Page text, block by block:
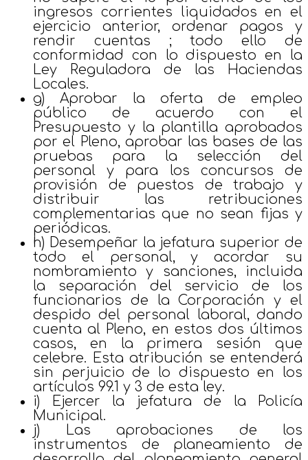
ingresos corrientes liquidados en el
ejercicio anterior, ordenar pagos y
rendir cuentas ; todo ello de
conformidad con lo dispuesto en la
Ley Reguladora de las Haciendas
Locales.
g) Aprobar la oferta de empleo
público de acuerdo con el
Presupuesto y la plantilla aprobados
por el Pleno, aprobar las bases de las
pruebas para la selección del
personal y para los concursos de
provisión de puestos de trabajo y
distribuir las retribuciones
complementarias que no sean fijas y
periódicas.
h) Desempeñar la jefatura superior de
todo el personal, y acordar su
nombramiento y sanciones, incluida
la separación del servicio de los
funcionarios de la Corporación y el
despido del personal laboral, dando
cuenta al Pleno, en estos dos últimos
casos, en la primera sesión que
celebre. Esta atribución se entenderá
sin perjuicio de lo dispuesto en los
artículos 99.1 y 3 de esta ley.
i) Ejercer la jefatura de la Policía
Municipal.
j) Las aprobaciones de los
instrumentos de planeamiento de